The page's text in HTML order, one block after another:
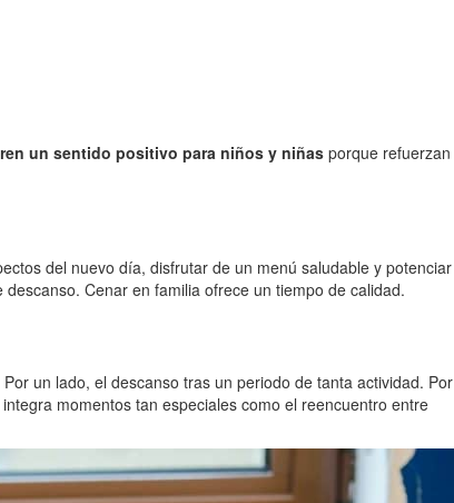
un sentido positivo para niños y niñas porque refuerzan
del nuevo día, disfrutar de un menú saludable y potenciar
Cenar en familia ofrece un tiempo de calidad.
un lado, el descanso tras un periodo de tanta actividad. Por
momentos tan especiales como el reencuentro entre